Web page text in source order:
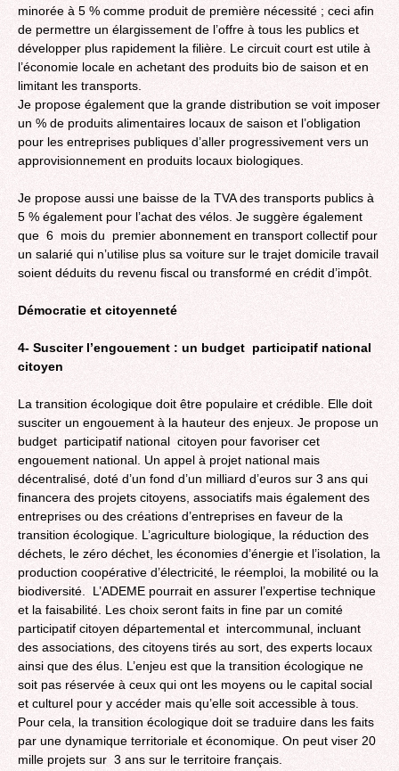
minorée à 5 % comme produit de première nécessité ; ceci afin
de permettre un élargissement de l’offre à tous les publics et
développer plus rapidement la filière. Le circuit court est utile à
l’économie locale en achetant des produits bio de saison et en
limitant les transports.
Je propose également que la grande distribution se voit imposer
un % de produits alimentaires locaux de saison et l’obligation
pour les entreprises publiques d’aller progressivement vers un
approvisionnement en produits locaux biologiques.
Je propose aussi une baisse de la TVA des transports publics à
5 % également pour l’achat des vélos. Je suggère également
que 6 mois du premier abonnement en transport collectif pour
un salarié qui n’utilise plus sa voiture sur le trajet domicile travail
soient déduits du revenu fiscal ou transformé en crédit d’impôt.
Démocratie et citoyenneté
4- Susciter l’engouement : un budget participatif national
citoyen
La transition écologique doit être populaire et crédible. Elle doit
susciter un engouement à la hauteur des enjeux. Je propose un
budget participatif national citoyen pour favoriser cet
engouement national. Un appel à projet national mais
décentralisé, doté d’un fond d’un milliard d’euros sur 3 ans qui
financera des projets citoyens, associatifs mais également des
entreprises ou des créations d’entreprises en faveur de la
transition écologique. L’agriculture biologique, la réduction des
déchets, le zéro déchet, les économies d’énergie et l’isolation, la
production coopérative d’électricité, le réemploi, la mobilité ou la
biodiversité. L’ADEME pourrait en assurer l’expertise technique
et la faisabilité. Les choix seront faits in fine par un comité
participatif citoyen départemental et intercommunal, incluant
des associations, des citoyens tirés au sort, des experts locaux
ainsi que des élus. L’enjeu est que la transition écologique ne
soit pas réservée à ceux qui ont les moyens ou le capital social
et culturel pour y accéder mais qu’elle soit accessible à tous.
Pour cela, la transition écologique doit se traduire dans les faits
par une dynamique territoriale et économique. On peut viser 20
mille projets sur 3 ans sur le territoire français.